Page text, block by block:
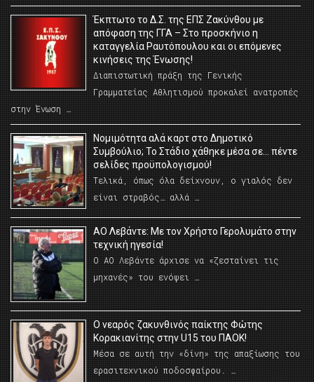
Έκπτωτο το Δ.Σ. της ΕΠΣ Ζακύνθου με
απόφαση της ΓΓΑ – Στο προσκήνιο η
καταγγελία Ραυτόπουλου και οι επόμενες
κινήσεις της Ένωσης!
Διαπιστωτική πράξη της Γενικής
Γραμματείας Αθλητισμού προκαλεί ανατροπές
στην Ένωση …
Νομιμότητα αλά καρτ στο Δημοτικό
Συμβούλιο; Το Στάδιο χάθηκε μέσα σε… πέντε
σελίδες προϋπολογισμού!
Τελικά, όπως όλα δείχνουν, ο γιαλός δεν
είναι στραβός… αλλά …
ΑΟ Λεβάντε: Με τον Χρήστο Γερολυμάτο στην
τεχνική ηγεσία!
Ο ΑΟ Λεβάντε άρχισε να «ζεσταίνει τις
μηχανές» του ενόψει …
O νεαρός ζακυνθινός παίκτης Φώτης
Κορακιανίτης στην U15 του ΠΑΟΚ!
Μέσα σε αυτή την «δίνη» της απαξίωσης του
ερασιτεχνικού ποδοσφαίρου. …